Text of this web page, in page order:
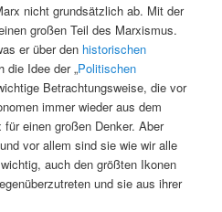
nicht grundsätzlich ab. Mit der
großen Teil des Marxismus.
er über den historischen
die Idee der „Politischen
Betrachtungsweise, die vor
immer wieder aus dem
einen großen Denker. Aber
vor allem sind sie wie wir alle
auch den größten Ikonen
und sie aus ihrer